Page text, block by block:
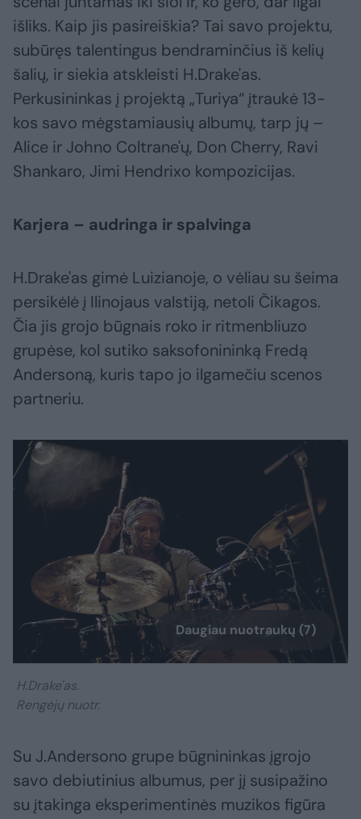
išliks. Kaip jis pasireiškia? Tai savo projektu,
subūręs talentingus bendraminčius iš kelių
šalių, ir siekia atskleisti H.Drake'as.
Perkusininkas į projektą „Turiya“ įtraukė 13-
kos savo mėgstamiausių albumų, tarp jų –
Alice ir Johno Coltrane'ų, Don Cherry, Ravi
Shankaro, Jimi Hendrixo kompozicijas.
Karjera – audringa ir spalvinga
H.Drake'as gimė Luizianoje, o vėliau su šeima
persikėlė į Ilinojaus valstiją, netoli Čikagos.
Čia jis grojo būgnais roko ir ritmenbliuzo
grupėse, kol sutiko saksofonininką Fredą
Andersoną, kuris tapo jo ilgamečiu scenos
partneriu.
Daugiau nuotraukų (7)
H.Drake'as.
Rengėjų nuotr.
Su J.Andersono grupe būgnininkas įgrojo
savo debiutinius albumus, per jį susipažino
su įtakinga eksperimentinės muzikos figūra